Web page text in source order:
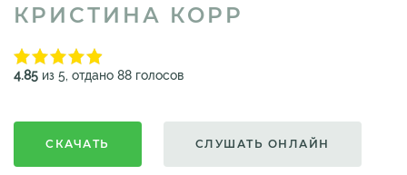
КРИСТИНА КОРР
4.85 из 5, отдано 88 голосов
СКАЧАТЬ СЛУШАТЬ ОНЛАЙН